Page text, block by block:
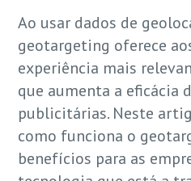
Ao usar dados de
geotargeting oferece
experiência mais
que aumenta a eficácia
publicitárias. Neste
como funciona o
benefícios para as